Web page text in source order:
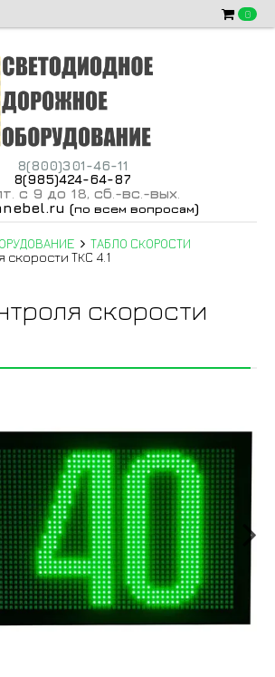
0
8(800)301-46-11
8(985)424-64-87
с 9 до 18, сб -вс -вых.
(по всем вопросам)
ТАБЛО СКОРОСТИ
ТКС 4.1
скорости